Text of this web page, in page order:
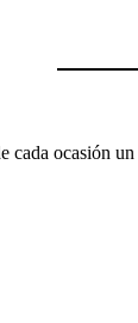
cada ocasión